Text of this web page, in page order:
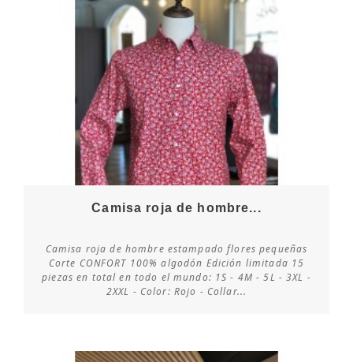
Consultar disponibilidad
Camisa roja de hombre...
Camisa roja de hombre estampado flores pequeñas
Corte CONFORT 100% algodón Edición limitada 15
piezas en total en todo el mundo: 1S - 4M - 5L - 3XL -
2XXL - Color: Rojo - Collar...